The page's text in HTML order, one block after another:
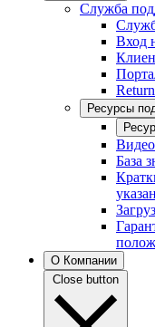
Служба
Вход
Ресурсы
База
О Компании
Close button